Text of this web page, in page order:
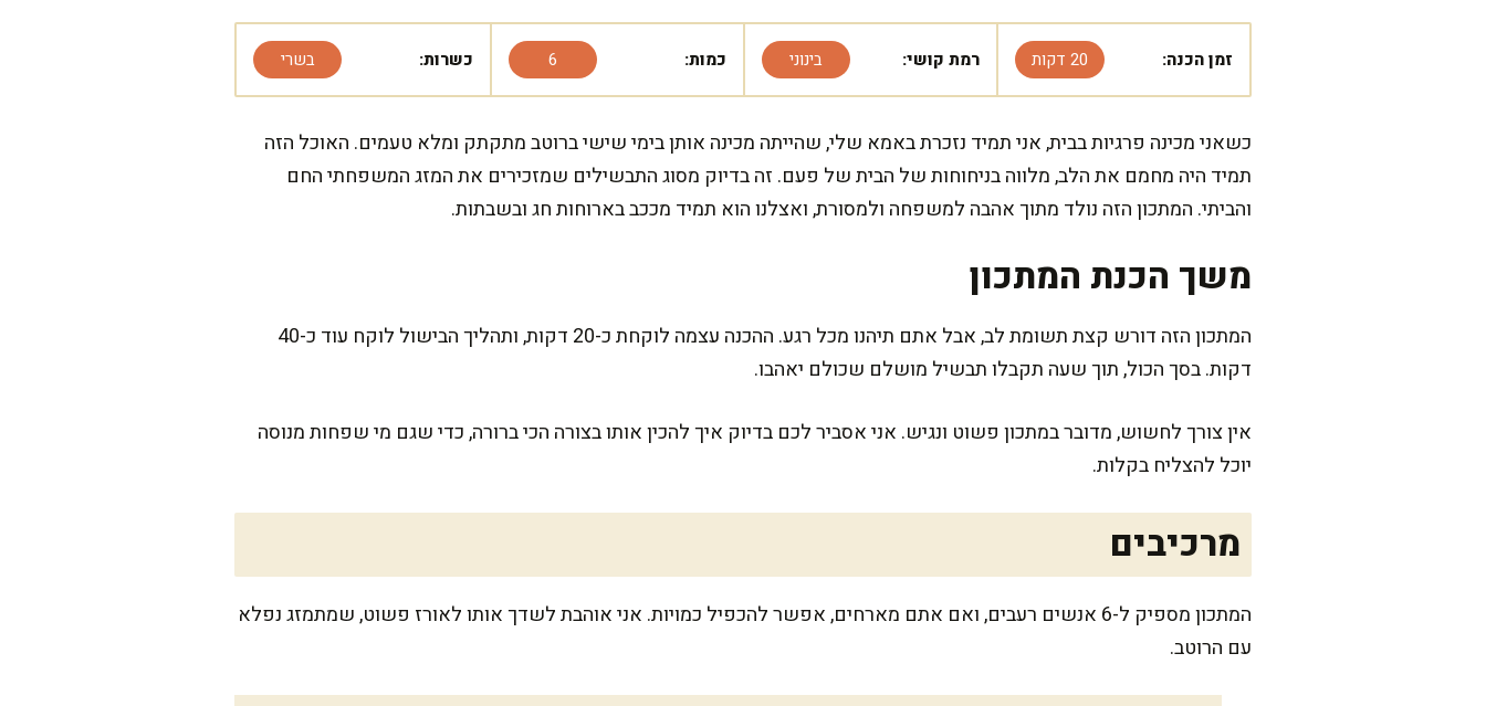
זמן הכנה: 20 דקות רמת קושי: בינוני כמות: 6 כשרות: בשרי
כשאני מכינה פרגיות בבית, אני תמיד נזכרת באמא שלי, שהייתה מכינה אותן בימי שישי ברוטב מתקתק ומלא טעמים. האוכל הזה
תמיד היה מחמם את הלב, מלווה בניחוחות של הבית של פעם. זה בדיוק מסוג התבשילים שמזכירים את המזג המשפחתי החם
והביתי. המתכון הזה נולד מתוך אהבה למשפחה ולמסורת, ואצלנו הוא תמיד מככב בארוחות חג ובשבתות.
משך הכנת המתכון
המתכון הזה דורש קצת תשומת לב, אבל אתם תיהנו מכל רגע. ההכנה עצמה לוקחת כ-20 דקות, ותהליך הבישול לוקח עוד כ-40
דקות. בסך הכול, תוך שעה תקבלו תבשיל מושלם שכולם יאהבו.
אין צורך לחשוש, מדובר במתכון פשוט ונגיש. אני אסביר לכם בדיוק איך להכין אותו בצורה הכי ברורה, כדי שגם מי שפחות מנוסה
יוכל להצליח בקלות.
מרכיבים
המתכון מספיק ל-6 אנשים רעבים, ואם אתם מארחים, אפשר להכפיל כמויות. אני אוהבת לשדך אותו לאורז פשוט, שמתמזג נפלא
עם הרוטב.